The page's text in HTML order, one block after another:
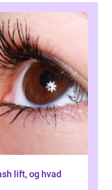
lift, og hvad